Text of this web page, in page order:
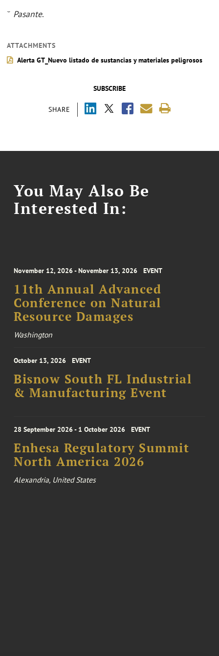
SUBSCRIBE
SHARE
˘ Pasante.
ATTACHMENTS
Alerta GT_Nuevo listado de sustancias y materiales peligrosos
You May Also Be
Interested In:
November 12, 2026 - November 13, 2026 EVENT
11th Annual Advanced
Conference on Natural
Resource Damages
Washington
October 13, 2026 EVENT
Bisnow South FL Industrial
& Manufacturing Event
28 September 2026 - 1 October 2026 EVENT
Enhesa Regulatory Summit
North America 2026
Alexandria, United States